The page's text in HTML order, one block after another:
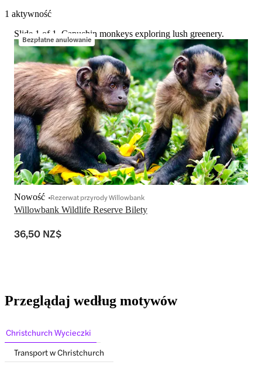
1 aktywność
Bezpłatne anulowanie
Slide 1 of 1, Capuchin monkeys exploring lush greenery.
Willowbank Wildlife Reserve Bilety
Nowość Rezerwat przyrody Willowbank
36,50 NZ$
Przeglądaj według motywów
Christchurch Wycieczki
Transport w Christchurch